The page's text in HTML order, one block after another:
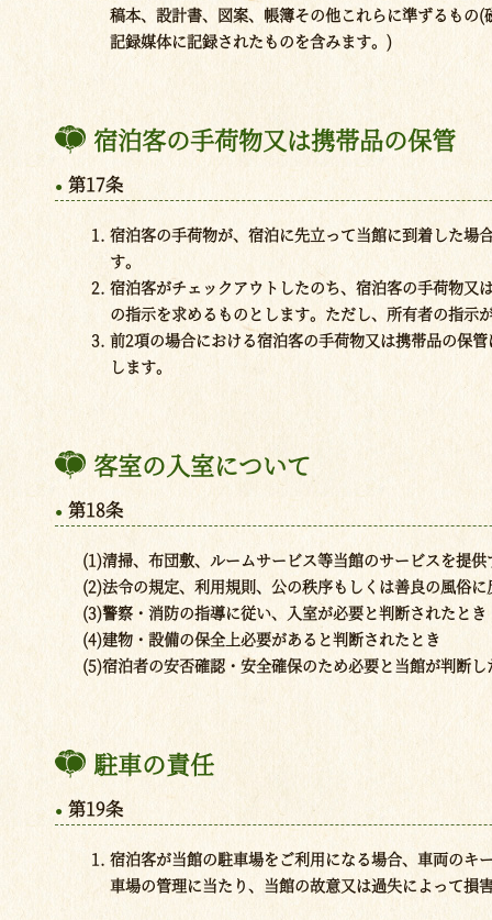
稿本、設計書、図案、帳簿その他これらに準ずるもの
記録媒体に記録されたものを含みます。)
宿泊客の手荷物又は携帯品の保管
第17条
宿泊客の手荷物が、宿泊に先立って当館に到着した場
す。
宿泊客がチェックアウトしたのち、宿泊客の手荷物又
の指示を求めるものとします。ただし、所有者の指
前2項の場合における宿泊客の手荷物又は携帯品の保
します。
客室の入室について
第18条
(1)清掃、布団敷、ルームサービス等当館のサービスを提供
(2)法令の規定、利用規則、公の秩序もしくは善良の風俗
(3)警察・消防の指導に従い、入室が必要と判断されたとき
(4)建物・設備の保全上必要があると判断されたとき
(5)宿泊者の安否確認・安全確保のため必要と当館が判断し
駐車の責任
第19条
宿泊客が当館の駐車場をご利用になる場合、車両のキ
車場の管理に当たり、当館の故意又は過失によって損